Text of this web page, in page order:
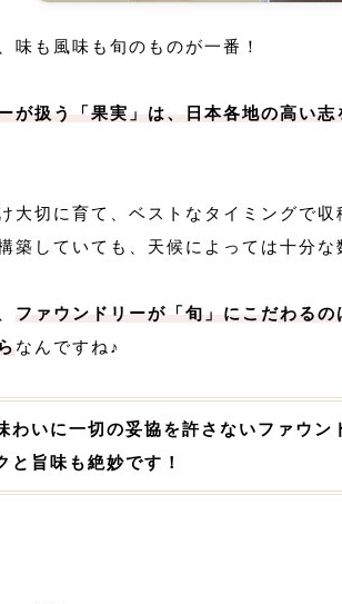
味も風味も旬のものが一番！
が扱う「果実」は、日本各地の高い
大切に育て、ベストなタイミングで
築していても、天候によっては十分な
ファウンドリーが「旬」にこだわる
なんですね♪
わいに一切の妥協を許さないファウン
と旨味も絶妙です！